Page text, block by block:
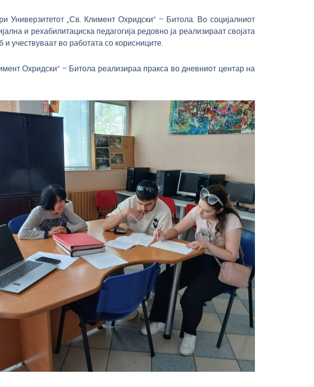
„Св. Климент Охридски“ – Битола. Во социјалниот
и рехабилитациска педагогија редовно ја реализираат својата
учествуваат во работата со корисниците.
Охридски“ – Битола реализираа пракса во дневниот центар на